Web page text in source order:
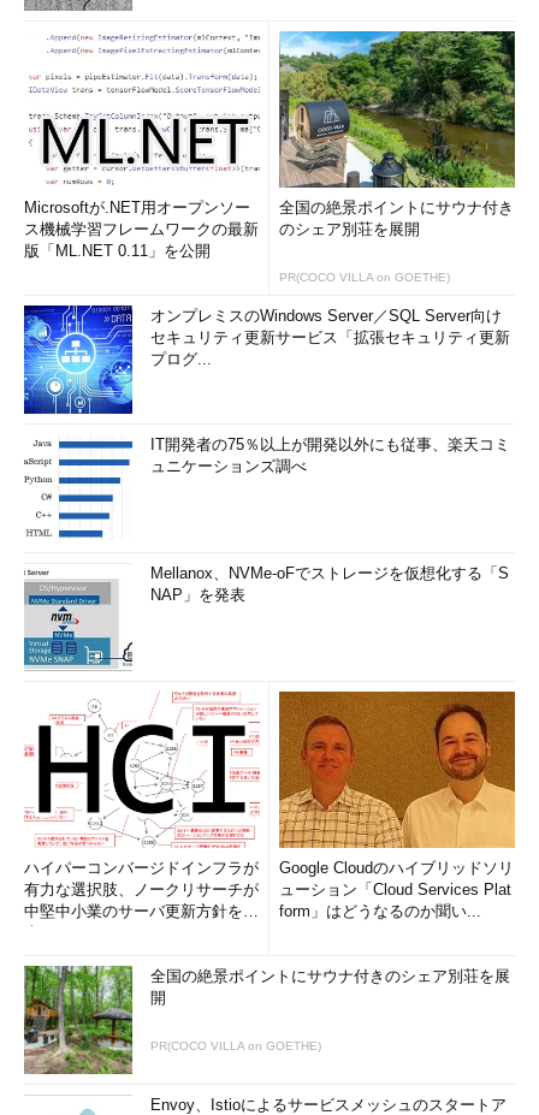
京都生まれ。京都大学理学部卒業後、コンピュータの
世界に興味を持ち、オービックにネットワークエンジ
ニアとして入社。その後、公認会計士を志し同社を退社。
2007年、会計士試験合格。仰星監査法人に入所し現在に至
る。共著に「会社経理実務辞典 」（日本実業出版社）がある。
イラスト：Ayumi
Microsoftが.NET用オープンソー
ス機械学習フレームワークの最新
版「ML.NET 0.11」を公開
全国の絶景ポイントにサウナ付き
のシェア別荘を展開
PR(COCO VILLA on GOETHE)
オンプレミスのWindows Server／SQL Server向け
セキュリティ更新サービス「拡張セキュリティ更新
プログ...
IT開発者の75％以上が開発以外にも従事、楽天コミ
ュニケーションズ調べ
Mellanox、NVMe-oFでストレージを仮想化する「S
NAP」を発表
ハイパーコンバージドインフラが
有力な選択肢、ノークリサーチが
中堅中小業のサーバ更新方針を調
Google Cloudのハイブリッドソリ
ューション「Cloud Services Plat
form」はどうなるのか聞い...
全国の絶景ポイントにサウナ付きのシェア別荘を展
開
PR(COCO VILLA on GOETHE)
Envoy、Istioによるサービスメッシュのスタートア